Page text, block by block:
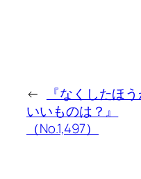
←
『なくしたほ
いいものは？』
（No.1,497）